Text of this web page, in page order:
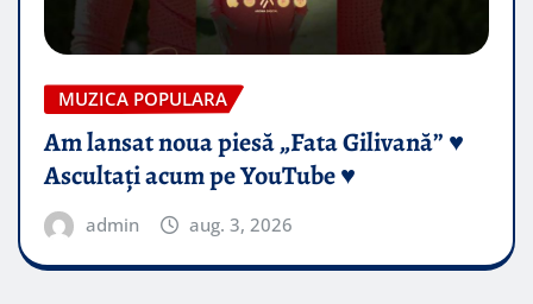
MUZICA POPULARA
Am lansat noua piesă „Fata Gilivană” ♥️
Ascultați acum pe YouTube ♥️
admin aug. 3, 2026